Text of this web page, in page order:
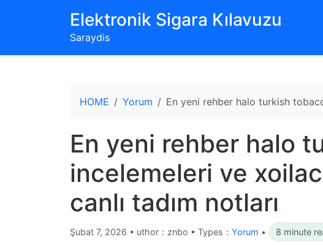
‌Elektronik Sigara Kılavuzu‌
Saraydis
HOME Yorum En yeni rehber halo turkish
En yeni rehber halo
incelemeleri ve
canlı tadım notları
Şubat 7, 2026 • uthor：znbo • Types： Yorum • 8 minute